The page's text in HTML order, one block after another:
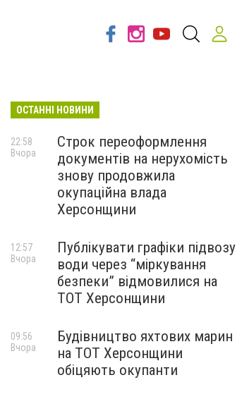
ОСТАННІ НОВИНИ
Строк переоформлення
документів на нерухомість
знову продовжила
окупаційна влада
Херсонщини
22:58
Вчора
Публікувати графіки підвозу
води через “міркування
безпеки” відмовилися на
ТОТ Херсонщини
12:57
Вчора
Будівництво яхтових марин
на ТОТ Херсонщини
обіцяють окупанти
09:56
Вчора